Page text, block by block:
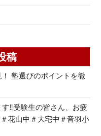
稿
塾選びのポイントを徹
‼受験生の皆さん、お疲
花山中＃大宅中＃音羽小